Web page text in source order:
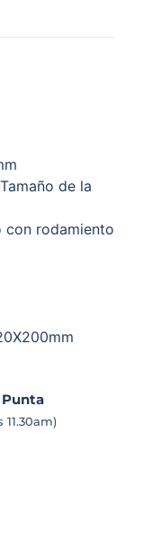
de la
con rodamiento
Punta